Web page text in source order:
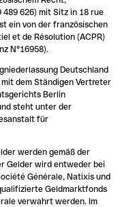
626) mit Sitz in 18 rue
ein von der französischen
et de Résolution (ACPR)
N°16958).
Deutschland
dem Ständigen Vertreter
Berlin
steht unter der
für
werden gemäß der
Gelder wird entweder bei
Générale, Natixis und
Geldmarktfonds
verwahrt werden. Im